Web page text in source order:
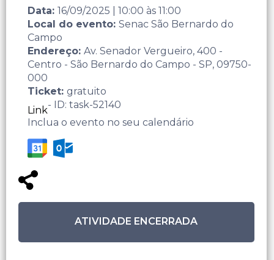
Data: 16/09/2025 10:00 às 11:00
Local do evento: Senac São Bernardo do
Campo
Endereço: Av. Senador Vergueiro, 400 -
Centro - São Bernardo do Campo - SP, 09750-
000
Ticket: gratuito
Link- ID: task-52140
Inclua o evento no seu calendário
ATIVIDADE ENCERRADA